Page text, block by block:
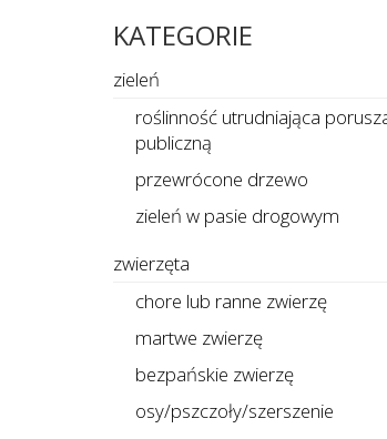
KATEGORIE
zieleń
roślinność utrudniająca
publiczną
przewrócone drzewo
zieleń w pasie drogowym
zwierzęta
chore lub ranne zwierzę
martwe zwierzę
bezpańskie zwierzę
osy/pszczoły/szerszenie